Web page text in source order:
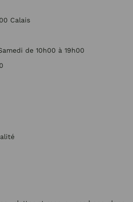
Calais
de 10h00 à 19h00